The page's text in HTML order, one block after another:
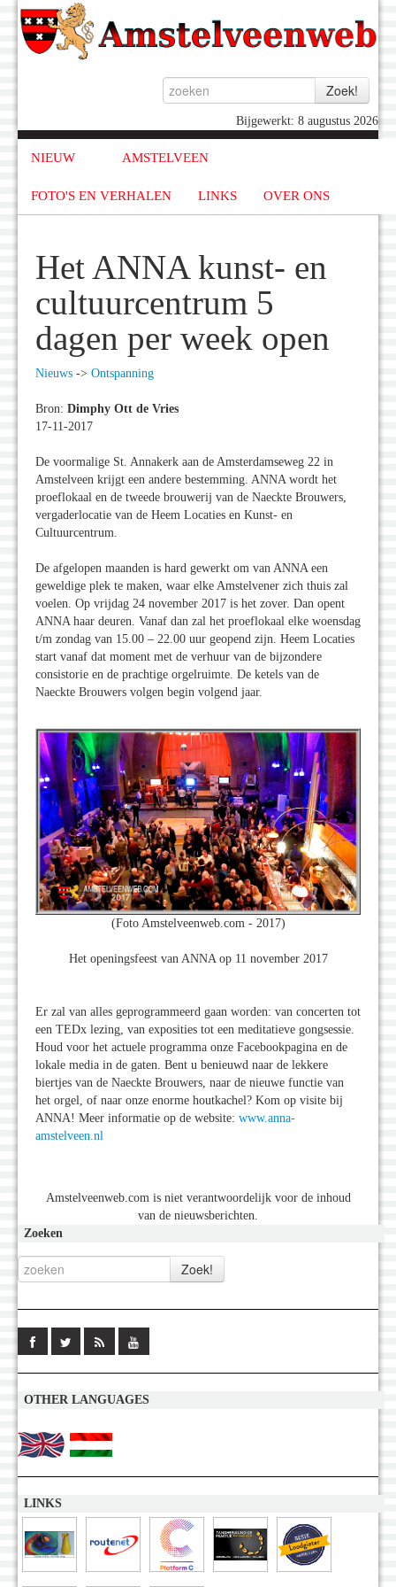
Bijgewerkt: 8 augustus 2026
NIEUW AMSTELVEEN
FOTO'S EN VERHALEN LINKS OVER ONS
Het ANNA kunst- en
cultuurcentrum 5
dagen per week open
Nieuws -> Ontspanning
Bron: Dimphy Ott de Vries
17-11-2017
De voormalige St. Annakerk aan de Amsterdamseweg 22 in
Amstelveen krijgt een andere bestemming. ANNA wordt het
proeflokaal en de tweede brouwerij van de Naeckte Brouwers,
vergaderlocatie van de Heem Locaties en Kunst- en
Cultuurcentrum.
De afgelopen maanden is hard gewerkt om van ANNA een
geweldige plek te maken, waar elke Amstelvener zich thuis zal
voelen. Op vrijdag 24 november 2017 is het zover. Dan opent
ANNA haar deuren. Vanaf dan zal het proeflokaal elke woensdag
t/m zondag van 15.00 – 22.00 uur geopend zijn. Heem Locaties
start vanaf dat moment met de verhuur van de bijzondere
consistorie en de prachtige orgelruimte. De ketels van de
Naeckte Brouwers volgen begin volgend jaar.
(Foto Amstelveenweb.com - 2017)
Het openingsfeest van ANNA op 11 november 2017
Er zal van alles geprogrammeerd gaan worden: van concerten tot
een TEDx lezing, van exposities tot een meditatieve gongsessie.
Houd voor het actuele programma onze Facebookpagina en de
lokale media in de gaten. Bent u benieuwd naar de lekkere
biertjes van de Naeckte Brouwers, naar de nieuwe functie van
het orgel, of naar onze enorme houtkachel? Kom op visite bij
ANNA! Meer informatie op de website: www.anna-
amstelveen.nl
Amstelveenweb.com is niet verantwoordelijk voor de inhoud
van de nieuwsberichten.
Zoeken
OTHER LANGUAGES
LINKS